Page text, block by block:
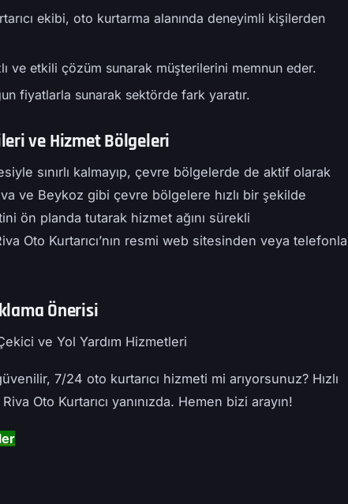
ekibi, oto kurtarma alanında deneyimli kişilerden
ve etkili çözüm sunarak müşterilerini memnun eder.
fiyatlarla sunarak sektörde fark yaratır.
ve Hizmet Bölgeleri
sınırlı kalmayıp, çevre bölgelerde de aktif olarak
ve Beykoz gibi çevre bölgelere hızlı bir şekilde
ön planda tutarak hizmet ağını sürekli
Oto Kurtarıcı’nın resmi web sitesinden veya telefonla
Önerisi
ve Yol Yardım Hizmetleri
7/24 oto kurtarıcı hizmeti mi arıyorsunuz? Hızlı
Oto Kurtarıcı yanınızda. Hemen bizi arayın!